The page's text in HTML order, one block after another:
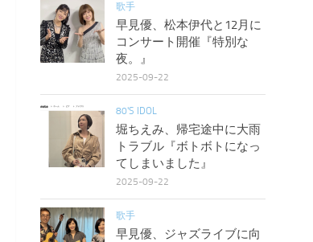
歌手
早見優、松本伊代と12月に
コンサート開催『特別な
夜。』
2025-09-22
80'S IDOL
堀ちえみ、帰宅途中に大雨
トラブル『ボトボトになっ
てしまいました』
2025-09-22
歌手
早見優、ジャズライブに向